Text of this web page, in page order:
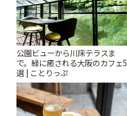
公園ビューから川床テラスま
で。緑に癒される大阪のカフェ5
選 | ことりっぷ